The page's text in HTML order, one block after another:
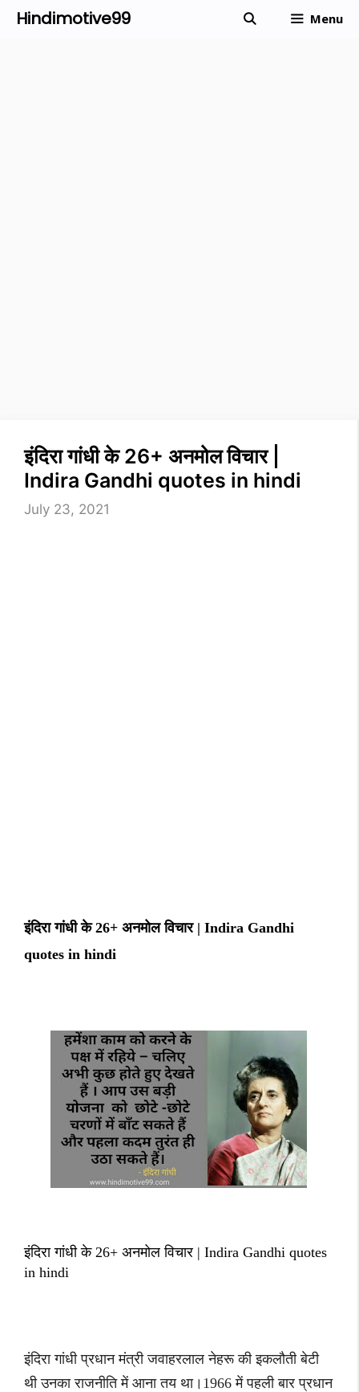
SkipHindimotive99 Menu
इंदिरा गांधी के 26+ अनमोल विचार |
Indira Gandhi quotes in hindi
July 23, 2021
इंदिरा गांधी के 26+ अनमोल विचार | Indira Gandhi
quotes in hindi
इंदिरा गांधी के 26+ अनमोल विचार | Indira Gandhi quotes
in hindi
इंदिरा गांधी प्रधान मंत्री जवाहरलाल नेहरू की इकलौती बेटी
थी उनका राजनीति में आना तय था।1966 में पहली बार प्रधान